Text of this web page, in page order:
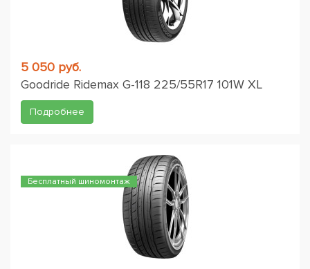
5 050 руб.
Goodride Ridemax G-118 225/55R17 101W XL
Подробнее
Бесплатный шиномонтаж